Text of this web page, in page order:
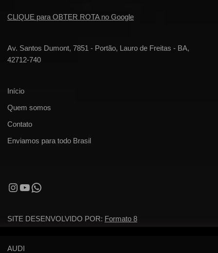
CLIQUE para OBTER ROTA no Google
Av. Santos Dumont, 7851 - Portão, Lauro de Freitas - BA,
42712-740
Início
Quem somos
Contato
Enviamos para todo Brasil
SITE DESENVOLVIDO POR: Formato 8
AUDI